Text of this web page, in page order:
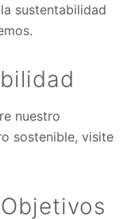
sustentabilidad
nuestro
sostenible, visite